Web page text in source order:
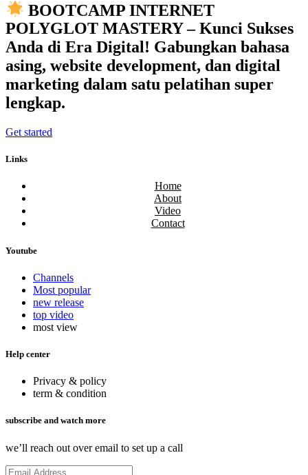
BOOTCAMP INTERNET
POLYGLOT MASTERY – Kunci Sukses
Anda di Era Digital! Gabungkan bahasa
asing, website development, dan digital
marketing dalam satu pelatihan super
lengkap.
Get started
Links
Home
About
Video
Contact
Youtube
Channels
Most popular
new release
top video
most view
Help center
Privacy & policy
term & condition
subscribe and watch more
we’ll reach out over email to set up a call